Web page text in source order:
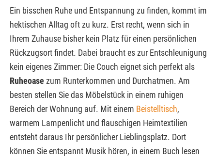
Ein bisschen Ruhe und Entspannung zu finden, kommt im
hektischen Alltag oft zu kurz. Erst recht, wenn sich in
Ihrem Zuhause bisher kein Platz für einen persönlichen
Rückzugsort findet. Dabei braucht es zur Entschleunigung
kein eigenes Zimmer: Die Couch eignet sich perfekt als
Ruheoase zum Runterkommen und Durchatmen. Am
besten stellen Sie das Möbelstück in einem ruhigen
Bereich der Wohnung auf. Mit einem Beistelltisch,
warmem Lampenlicht und flauschigen Heimtextilien
entsteht daraus Ihr persönlicher Lieblingsplatz. Dort
können Sie entspannt Musik hören, in einem Buch lesen